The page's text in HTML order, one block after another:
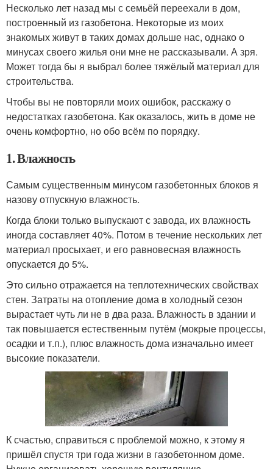
Несколько лет назад мы с семьёй переехали в дом,
построенный из газобетона. Некоторые из моих
знакомых живут в таких домах дольше нас, однако о
минусах своего жилья они мне не рассказывали. А зря.
Может тогда бы я выбрал более тяжёлый материал для
строительства.
Чтобы вы не повторяли моих ошибок, расскажу о
недостатках газобетона. Как оказалось, жить в доме не
очень комфортно, но обо всём по порядку.
1. Влажность
Самым существенным минусом газобетонных блоков я
назову отпускную влажность.
Когда блоки только выпускают с завода, их влажность
иногда составляет 40%. Потом в течение нескольких лет
материал просыхает, и его равновесная влажность
опускается до 5%.
Это сильно отражается на теплотехнических свойствах
стен. Затраты на отопление дома в холодный сезон
вырастает чуть ли не в два раза. Влажность в здании и
так повышается естественным путём (мокрые процессы,
осадки и т.п.), плюс влажность дома изначально имеет
высокие показатели.
К счастью, справиться с проблемой можно, к этому я
пришёл спустя три года жизни в газобетонном доме.